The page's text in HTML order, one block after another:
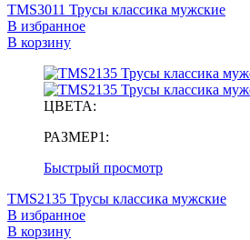
TMS3011 Трусы классика мужские
В избранное
В корзину
ЦВЕТА:
РАЗМЕР1:
Быстрый просмотр
TMS2135 Трусы классика мужские
В избранное
В корзину